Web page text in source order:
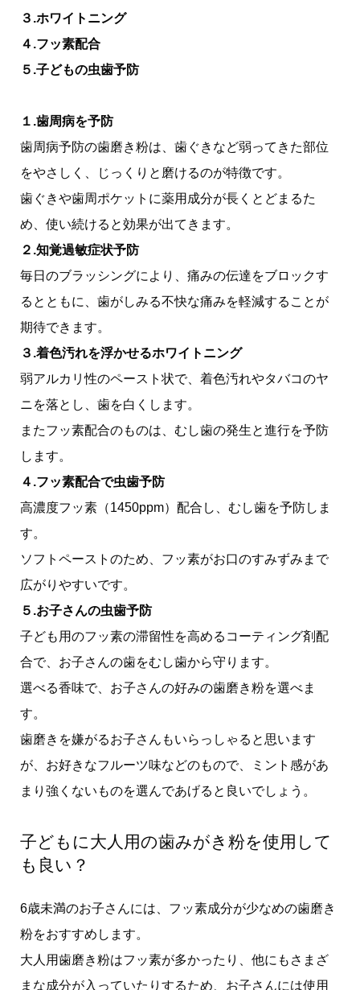
３.ホワイトニング
４.フッ素配合
５.子どもの虫歯予防
１.歯周病を予防
歯周病予防の歯磨き粉は、歯ぐきなど弱ってきた部位
をやさしく、じっくりと磨けるのが特徴です。
歯ぐきや歯周ポケットに薬用成分が長くとどまるた
め、使い続けると効果が出てきます。
２.知覚過敏症状予防
毎日のブラッシングにより、痛みの伝達をブロックす
るとともに、歯がしみる不快な痛みを軽減することが
期待できます。
３.着色汚れを浮かせるホワイトニング
弱アルカリ性のペースト状で、着色汚れやタバコのヤ
ニを落とし、歯を白くします。
またフッ素配合のものは、むし歯の発生と進行を予防
します。
４.フッ素配合で虫歯予防
高濃度フッ素（1450ppm）配合し、むし歯を予防しま
す。
ソフトペーストのため、フッ素がお口のすみずみまで
広がりやすいです。
５.お子さんの虫歯予防
子ども用のフッ素の滞留性を高めるコーティング剤配
合で、お子さんの歯をむし歯から守ります。
選べる香味で、お子さんの好みの歯磨き粉を選べま
す。
歯磨きを嫌がるお子さんもいらっしゃると思います
が、お好きなフルーツ味などのもので、ミント感があ
まり強くないものを選んであげると良いでしょう。
子どもに大人用の歯みがき粉を使用して
も良い？
6歳未満のお子さんには、フッ素成分が少なめの歯磨き
粉をおすすめします。
大人用歯磨き粉はフッ素が多かったり、他にもさまざ
まな成分が入っていたりするため、お子さんには使用